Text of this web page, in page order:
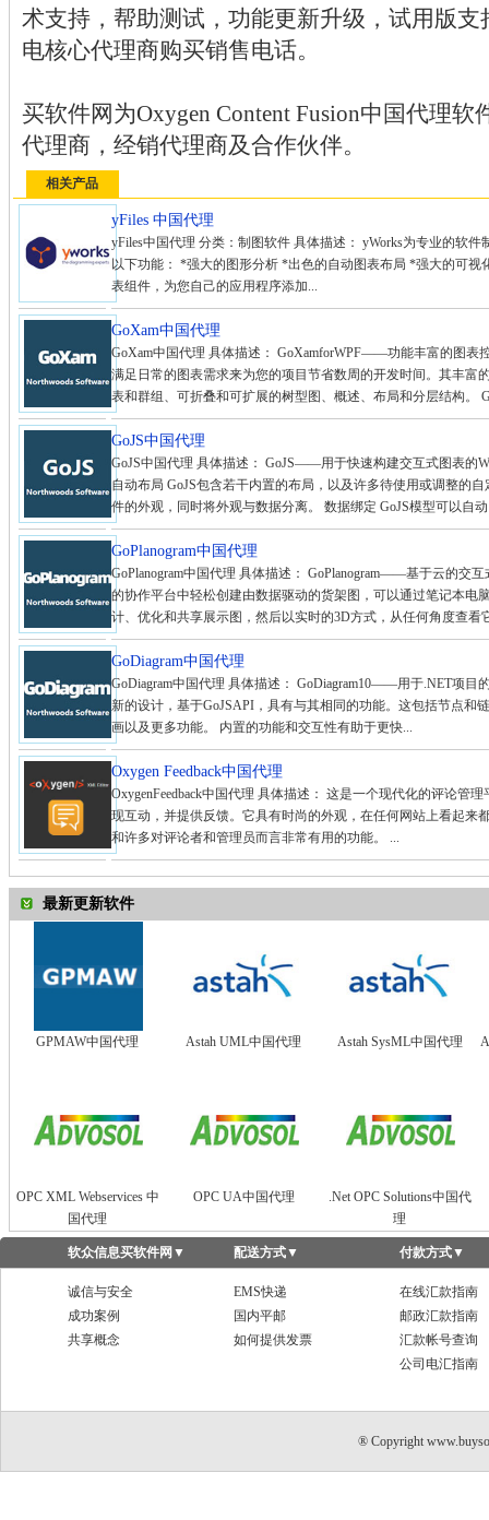
术支持，帮助测试，功能更新升级，试用版
电核心代理商购买销售电话。
买软件网为Oxygen Content Fusion中国代理
代理商，经销代理商及合作伙伴。
相关产品
yFiles 中国代理
yFiles中国代理 分类：制图软件 具体描述： yWorks为专业的软
以下功能： *强大的图形分析 *出色的自动图表布局 *强大的可
表组件，为您自己的应用程序添加...
GoXam中国代理
GoXam中国代理 具体描述： GoXamforWPF——功能丰富的图表
满足日常的图表需求来为您的项目节省数周的开发时间。其丰富
表和群组、可折叠和可扩展的树型图、概述、布局和分层结构。
GoJS中国代理
GoJS中国代理 具体描述： GoJS——用于快速构建交互式图表的
自动布局 GoJS包含若干内置的布局，以及许多待使用或调整的
件的外观，同时将外观与数据分离。 数据绑定 GoJS模型可以自
GoPlanogram中国代理
GoPlanogram中国代理 具体描述： GoPlanogram——基于云的交
的协作平台中轻松创建由数据驱动的货架图，可以通过笔记本电
计、优化和共享展示图，然后以实时的3D方式，从任何角度查看
GoDiagram中国代理
GoDiagram中国代理 具体描述： GoDiagram10——用于.NET项目
新的设计，基于GoJSAPI，具有与其相同的功能。这包括节点和
画以及更多功能。 内置的功能和交互性有助于更快...
Oxygen Feedback中国代理
OxygenFeedback中国代理 具体描述： 这是一个现代化的评论管
现互动，并提供反馈。它具有时尚的外观，在任何网站上看起来
和许多对评论者和管理员而言非常有用的功能。 ...
最新更新软件
GPMAW中国代理 Astah UML中国代理 Astah SysML中国代理
OPC XML Webservices 中
国代理
OPC UA中国代理
.Net OPC Solutions中国代
理
软众信息买软件网 ▼ 配送方式▼ 付款方式▼
诚信与安全 EMS快递
在线汇款指南
成功案例
国内平邮
邮政汇款指南
共享概念
如何提供发票
汇款帐号查询
公司电汇指南
® Copyright